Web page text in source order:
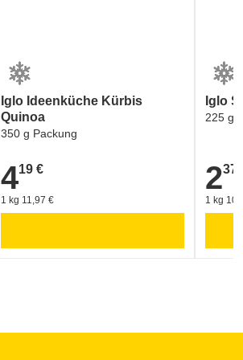
Iglo Ideenküche Kürbis
Quinoa
350 g Packung
4,19 €
419 €
1 kg 11,97 €
Iglo
225 g
2,37 €
237
1 kg